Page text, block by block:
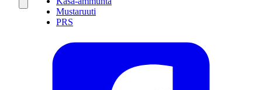
Mustaruuti
PRS